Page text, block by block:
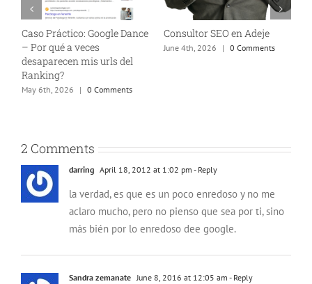
Caso Práctico: Google Dance
– Por qué a veces
desaparecen mis urls del
Ranking?
May 6th, 2026 | 0 Comments
Consultor SEO en Adeje
June 4th, 2026 | 0 Comments
2 Comments
darring April 18, 2012 at 1:02 pm - Reply
la verdad, es que es un poco enredoso y no me
aclaro mucho, pero no pienso que sea por ti, sino
más bién por lo enredoso dee google.
Sandra zemanate June 8, 2016 at 12:05 am - Reply